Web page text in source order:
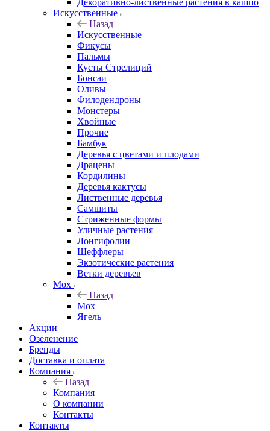
Декоративно-лиственные растения в кашпо
Искусственные
Назад
Искусственные
Фикусы
Пальмы
Кусты Стрелиций
Бонсаи
Оливы
Филодендроны
Монстеры
Хвойные
Прочие
Бамбук
Деревья с цветами и плодами
Драцены
Кордилины
Деревья кактусы
Лиственные деревья
Самшиты
Стриженные формы
Уличные растения
Лонгифолии
Шеффлеры
Экзотические растения
Ветки деревьев
Мох
Назад
Мох
Ягель
Акции
Озеленение
Бренды
Доставка и оплата
Компания
Назад
Компания
О компании
Контакты
Контакты